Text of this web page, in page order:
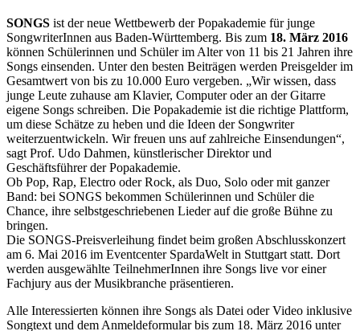
SONGS ist der neue Wettbewerb der Popakademie für junge
SongwriterInnen aus Baden-Württemberg. Bis zum 18. März 2016
können Schülerinnen und Schüler im Alter von 11 bis 21 Jahren ihre
Songs einsenden. Unter den besten Beiträgen werden Preisgelder im
Gesamtwert von bis zu 10.000 Euro vergeben. „Wir wissen, dass
junge Leute zuhause am Klavier, Computer oder an der Gitarre
eigene Songs schreiben. Die Popakademie ist die richtige Plattform,
um diese Schätze zu heben und die Ideen der Songwriter
weiterzuentwickeln. Wir freuen uns auf zahlreiche Einsendungen“,
sagt Prof. Udo Dahmen, künstlerischer Direktor und
Geschäftsführer der Popakademie.
Ob Pop, Rap, Electro oder Rock, als Duo, Solo oder mit ganzer
Band: bei SONGS bekommen Schülerinnen und Schüler die
Chance, ihre selbstgeschriebenen Lieder auf die große Bühne zu
bringen.
Die SONGS-Preisverleihung findet beim großen Abschlusskonzert
am 6. Mai 2016 im Eventcenter SpardaWelt in Stuttgart statt. Dort
werden ausgewählte TeilnehmerInnen ihre Songs live vor einer
Fachjury aus der Musikbranche präsentieren.
Alle Interessierten können ihre Songs als Datei oder Video inklusive
Songtext und dem Anmeldeformular bis zum 18. März 2016 unter